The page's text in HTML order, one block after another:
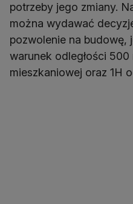
potrzeby jego zmiany.
można wydawać
pozwolenie na budowę,
warunek odległości
mieszkaniowej oraz 1H